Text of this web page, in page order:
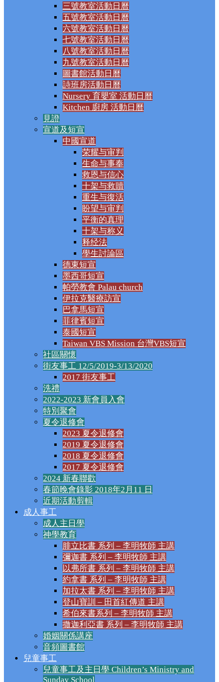
三號教室活動日曆
五號教室活動日曆
六號教室活動日曆
七號教室活動日曆
八號教室活動日曆
九號教室活動日曆
圖書館活動日曆
詩班房活動日曆
Nursery 育嬰室 活動日曆
Kitchen 廚房 活動日曆
見證
宣道及短宣
中國宣道
荣耀与审判
生命与事奉
救恩与信心
十架与救贖
重生与復活
盼望与审判
平衡的真理
十架与称义
释经法
學生討論區
德東短宣
墨西哥短宣
帕勞教會 Palau church
伊拉克醫療訪宣
巴拿馬短宣
菲律賓短宣
泰國短宣
Taiwan VBS Mission 台灣VBS短宣
社區關懷
街友事工 12/5/2019-3/13/2020
2017 街友事工
洗禮
2022-2023 新會員入會
特別聚會
夏令退修會
2023 夏令退修會
2019 夏令退修會
2018 夏令退修會
2017 夏令退修會
2024 新春聯歡
春節晚會錄影 2018年2月11 日
近期活動剪輯
成人事工
成人主日學
神學教育
腓立比書 系列 – 李明牧師 主講
彌迦書 系列 – 李明牧師 主講
以弗所書 系列 – 李明牧師 主講
約拿書 系列 – 李明牧師 主講
加拉太書 系列 – 李明牧師 主講
登山寶訓 – 田首紅傳道 主講
希伯來書系列 – 李明牧師 主講
撒迦利亞書 系列 – 李明牧師 主講
婚姻關係講座
音頻圖書館
兒童事工
兒童事工及主日學 Children’s Ministry and
Sunday School